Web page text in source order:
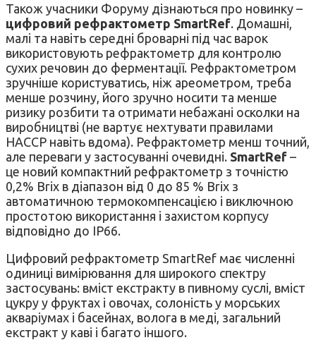
Також учасники Форуму дізнаються про новинку –
цифровий рефрактометр SmartRef. Домашні,
малі та навіть середні броварні під час варок
використовують рефрактометр для контролю
сухих речовин до ферментації. Рефрактометром
зручніше користуватись, ніж ареометром, треба
менше розчину, його зручно носити та менше
ризику розбити та отримати небажані осколки на
виробництві (не вартує нехтувати правилами
НАССР навіть вдома). Рефрактометр менш точний,
але переваги у застосуванні очевидні. SmartRef –
це новий компактний рефрактометр з точністю
0,2% Brix в діапазон від 0 до 85 % Brix з
автоматичною термокомпенсацією і виключною
простотою використання і захистом корпусу
відповідно до IP66.
Цифровий рефрактометр SmartRef має численні
одиниці вимірювання для широкого спектру
застосувань: вміст екстракту в пивному суслі, вміст
цукру у фруктах і овочах, солоність у морських
акваріумах і басейнах, волога в меді, загальний
екстракт у каві і багато іншого.